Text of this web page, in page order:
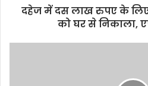
दहेज में दस लाख रुपए के लिए
को घर से निकाला,